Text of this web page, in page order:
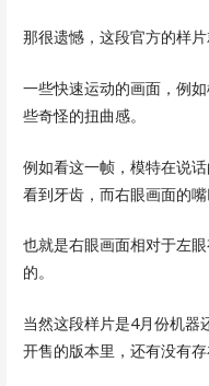
那很遗憾，这段官方的样
一些快速运动的画面，例
些奇怪的扭曲感。
例如看这一帧，模特在说
看到牙齿，而右眼画面的
也就是右眼画面相对于左
的。
当然这段样片是4月份机器
开售的版本里，还有没有存